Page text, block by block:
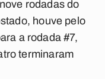
rodadas do
houve pelo
a rodada #7,
terminaram